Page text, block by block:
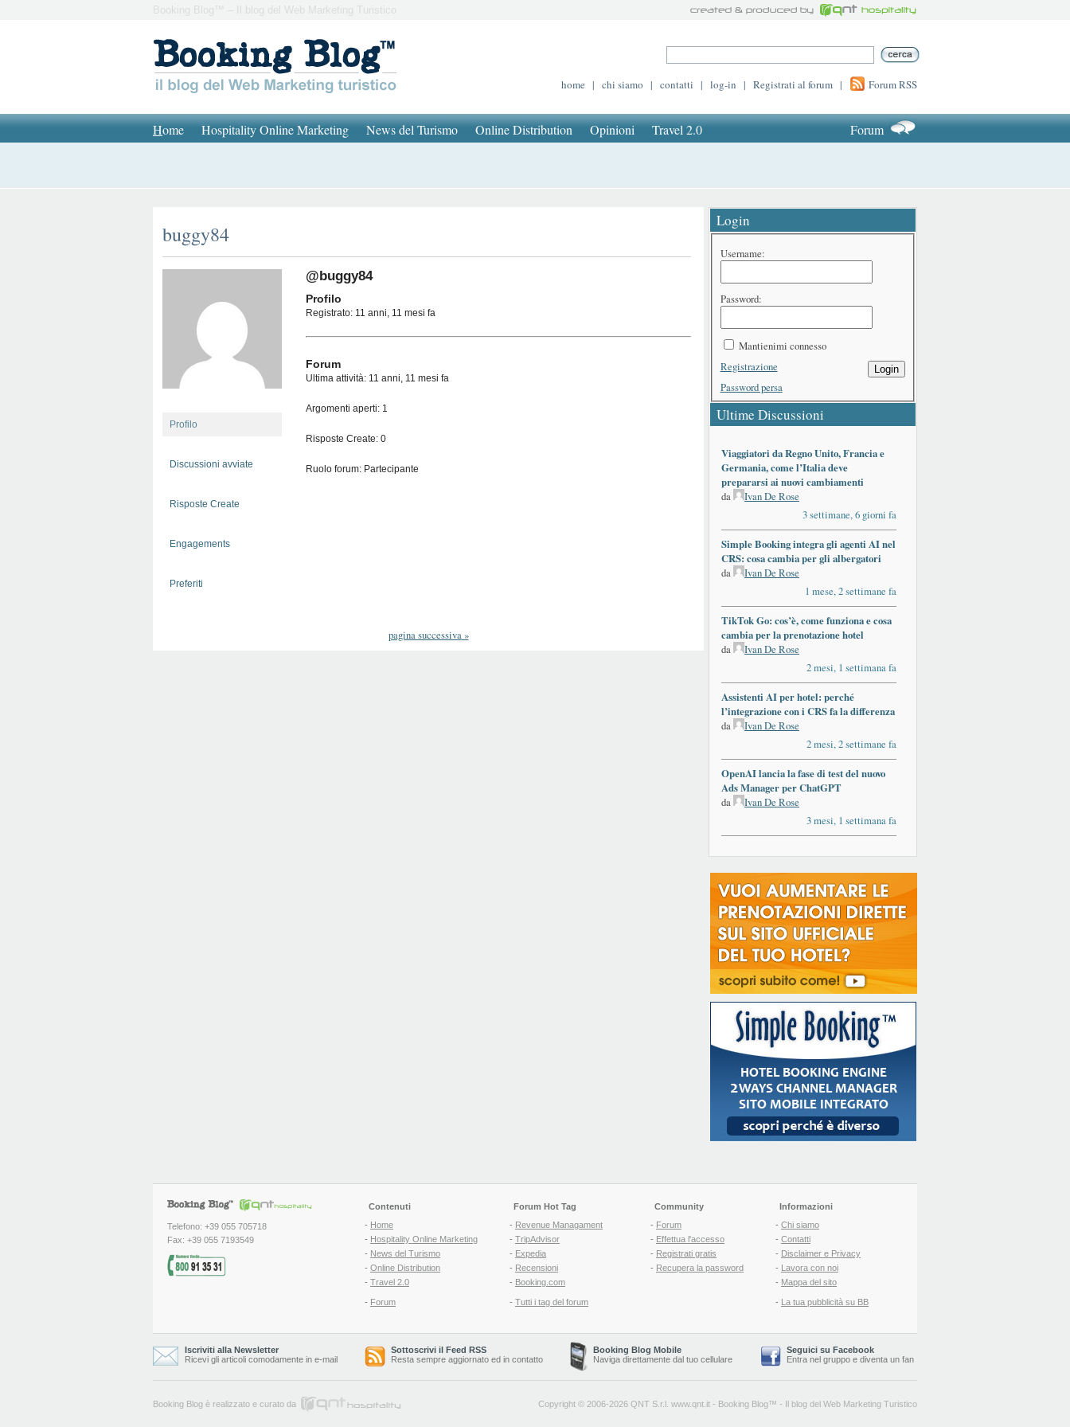
Booking Blog™ – Il blog del Web Marketing Turistico
home | chi siamo | contatti | log-in | Registrati al forum | Forum RSS
Home Hospitality Online Marketing News del Turismo Online Distribution Opinioni Travel 2.0 Forum
buggy84
Profilo
Discussioni avviate
Risposte Create
Engagements
Preferiti
@buggy84
Profilo
Registrato: 11 anni, 11 mesi fa
Forum
Ultima attività: 11 anni, 11 mesi fa
Argomenti aperti: 1
Risposte Create: 0
Ruolo forum: Partecipante
pagina successiva»
Login
Username:
Password:
Mantienimi connesso
Login
Registrazione
Password persa
Ultime Discussioni
Viaggiatori da Regno Unito, Francia e
Germania, come l’Italia deve
prepararsi ai nuovi cambiamenti
da
Ivan De Rose
3 settimane, 6 giorni fa
Simple Booking integra gli agenti AI nel
CRS: cosa cambia per gli albergatori
da
Ivan De Rose
1 mese, 2 settimane fa
TikTok Go: cos’è, come funziona e cosa
cambia per la prenotazione hotel
da
Ivan De Rose
2 mesi, 1 settimana fa
Assistenti AI per hotel: perché
l’integrazione con i CRS fa la differenza
da
Ivan De Rose
2 mesi, 2 settimane fa
OpenAI lancia la fase di test del nuovo
Ads Manager per ChatGPT
da
Ivan De Rose
3 mesi, 1 settimana fa
Telefono: +39 055 705718
Fax: +39 055 7193549
Contenuti
- Home
- Hospitality Online Marketing
- News del Turismo
- Online Distribution
- Travel 2.0
- Forum
Forum Hot Tag
- Revenue Managament
- TripAdvisor
- Expedia
- Recensioni
- Booking.com
- Tutti i tag del forum
Community
- Forum
- Effettua l'accesso
- Registrati gratis
- Recupera la password
Informazioni
- Chi siamo
- Contatti
- Disclaimer e Privacy
- Lavora con noi
- Mappa del sito
- La tua pubblicità su BB
Iscriviti alla Newsletter
Ricevi gli articoli comodamente in e-mail
Sottoscrivi il Feed RSS
Resta sempre aggiornato ed in contatto
Booking Blog Mobile
Naviga direttamente dal tuo cellulare
Seguici su Facebook
Entra nel gruppo e diventa un fan
Booking Blog è realizzato e curato da Copyright © 2006-2026 QNT S.r.l. www.qnt.it - Booking Blog™ - Il blog del Web Marketing Turistico